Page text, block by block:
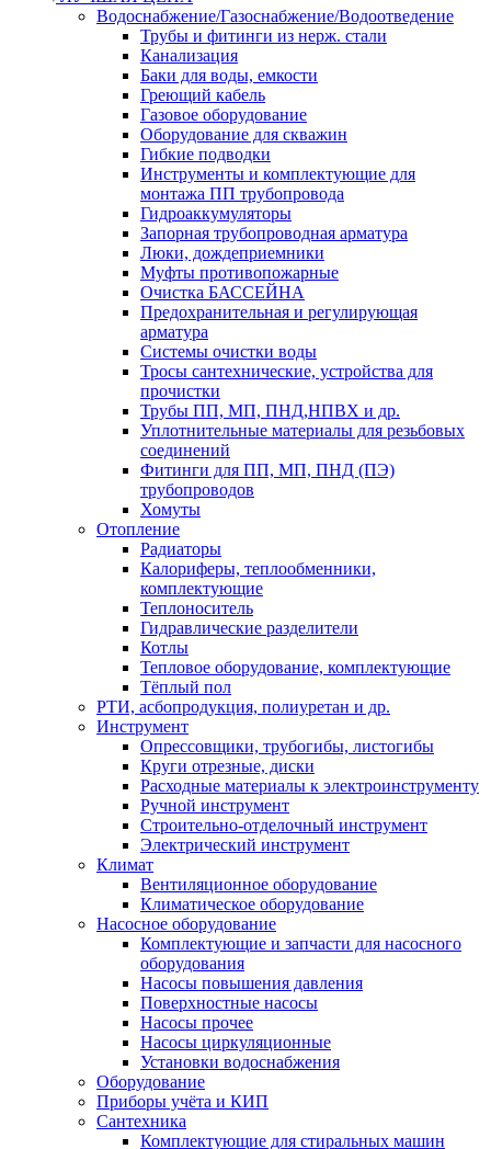
Водоснабжение/Газоснабжение/Водоотведение
Трубы и фитинги из нерж. стали
Канализация
Баки для воды, емкости
Греющий кабель
Газовое оборудование
Оборудование для скважин
Гибкие подводки
Инструменты и комплектующие для
монтажа ПП трубопровода
Гидроаккумуляторы
Запорная трубопроводная арматура
Люки, дождеприемники
Муфты противопожарные
Очистка БАССЕЙНА
Предохранительная и регулирующая
арматура
Системы очистки воды
Тросы сантехнические, устройства для
прочистки
Трубы ПП, МП, ПНД,НПВХ и др.
Уплотнительные материалы для резьбовых
соединений
Фитинги для ПП, МП, ПНД (ПЭ)
трубопроводов
Хомуты
Отопление
Радиаторы
Калориферы, теплообменники,
комплектующие
Теплоноситель
Гидравлические разделители
Котлы
Тепловое оборудование, комплектующие
Тёплый пол
РТИ, асбопродукция, полиуретан и др.
Инструмент
Опрессовщики, трубогибы, листогибы
Круги отрезные, диски
Расходные материалы к электроинструменту
Ручной инструмент
Строительно-отделочный инструмент
Электрический инструмент
Климат
Вентиляционное оборудование
Климатическое оборудование
Насосное оборудование
Комплектующие и запчасти для насосного
оборудования
Насосы повышения давления
Поверхностные насосы
Насосы прочее
Насосы циркуляционные
Установки водоснабжения
Оборудование
Приборы учёта и КИП
Сантехника
Комплектующие для стиральных машин